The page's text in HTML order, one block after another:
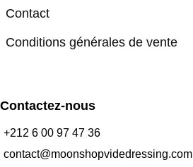
Contact
Conditions générales de vente
Contactez-nous
+212 6 00 97 47 36
contact@moonshopvidedressing.com